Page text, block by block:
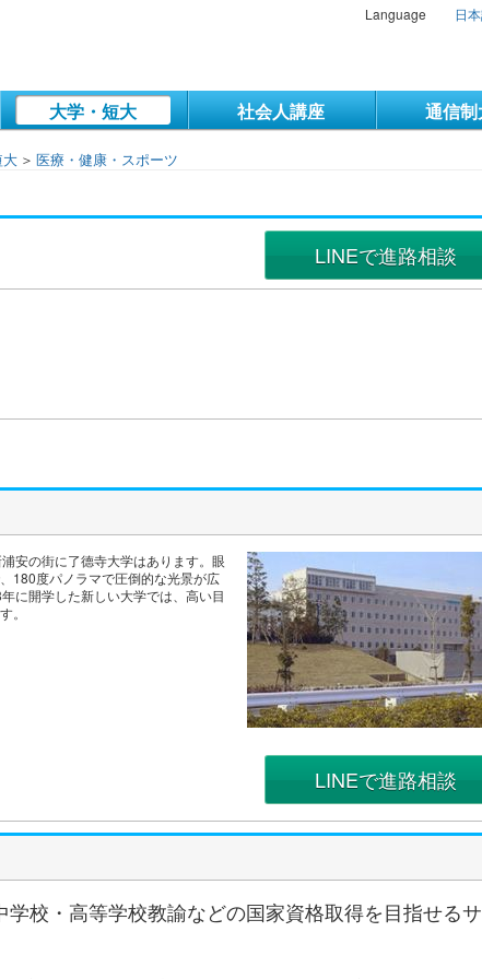
Language 日
大学・短大 社会人講座 通信
大 ＞ 医療・健康・スポーツ
LINEで進路相談
安の街に了德寺大学はあります。眼
180度パノラマで圧倒的な光景が広
に開学した新しい大学では、高い目
。
LINEで進路相談
校・高等学校教諭などの国家資格取得を目指せる